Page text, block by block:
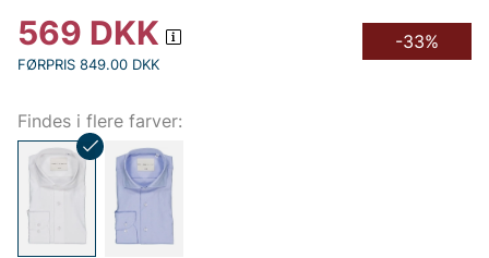
569 DKK
FØRPRIS 849.00 DKK
-33%
Findes i flere farver: